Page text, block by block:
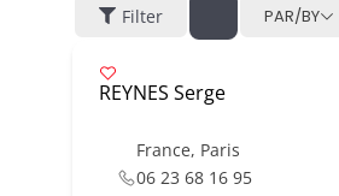
Filter
PAR/BY
REYNES Serge
France, Paris
06 23 68 16 95